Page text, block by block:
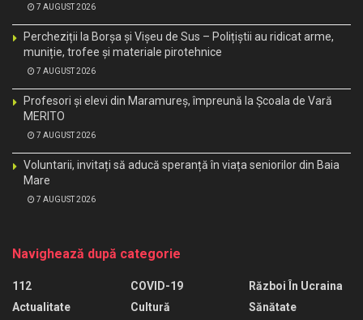
7 AUGUST 2026
Percheziții la Borșa și Vișeu de Sus – Polițiștii au ridicat arme,
muniție, trofee și materiale pirotehnice
7 AUGUST 2026
Profesori și elevi din Maramureș, împreună la Școala de Vară
MERITO
7 AUGUST 2026
Voluntarii, invitați să aducă speranță în viața seniorilor din Baia
Mare
7 AUGUST 2026
Navighează după categorie
112
Actualitate
COVID-19
Cultură
Război În Ucraina
Sănătate